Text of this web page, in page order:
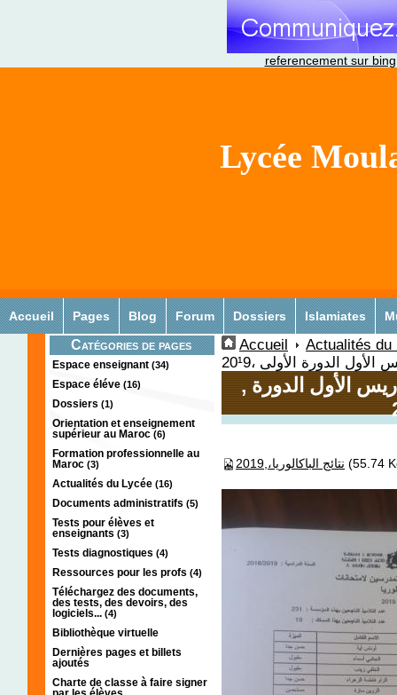
referencement sur bing
Lycée
Accueil Pages Blog Forum Dossiers Islamiates
Catégories de pages
Espace enseignant (34)
Espace éléve (16)
Dossiers (1)
Orientation et enseignement
supérieur au Maroc (6)
Formation professionnelle au
Maroc (3)
Actualités du Lycée (16)
Documents administratifs (5)
Tests pour élèves et
enseignants (3)
Tests diagnostiques (4)
Ressources pour les profs (4)
Téléchargez des documents,
des tests, des devoirs, des
logiciels... (4)
Bibliothèque virtuelle
Dernières pages et billets
ajoutés
Charte de classe à faire signer
Accueil
Actualités du
الأول الدورة الأولى ،20¹9
, نتائج الباكالوريا لثانوية مولاي ادريس الأول الدورة
نتائج الباكالوريا،,2019